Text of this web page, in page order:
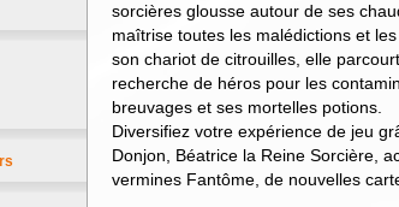
sorcières glousse autour de ses
maîtrise toutes les malédictions et
son chariot de citrouilles, elle
recherche de héros pour les
breuvages et ses mortelles potions.
Diversifiez votre expérience de jeu
Donjon, Béatrice la Reine Sorcière,
vermines Fantôme, de nouvelles